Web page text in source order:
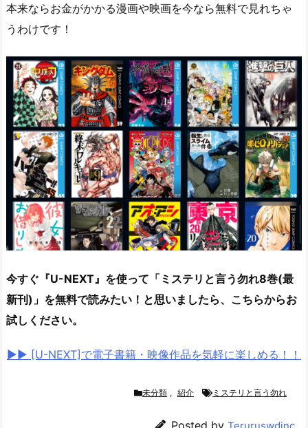
本来ならお金がかかる漫画や映画を今なら無料で見れちゃ
うわけです！
今すぐ『U-NEXT』を使って「 ミステリと言う勿れ8巻(最
新刊) 」を無料で読みたい！と思いましたら、こちらからお
試しください。
▶︎▶︎ [U-NEXT]で電子書籍・映像作品を気軽に楽しめる！！
未分類 , 紹介 ミステリと言う勿れ